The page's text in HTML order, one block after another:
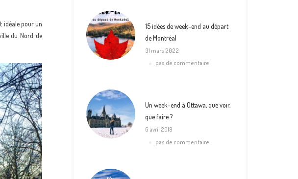
idéale pour un
du Nord de
15 idées de week-end au départ
de Montréal
31 mars 2022
pas de commentaire
Un week-end à Ottawa, que voir,
que faire ?
6 avril 2019
pas de commentaire